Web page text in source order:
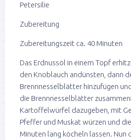
Petersilie
Zubereitung
Zubereitungszeit ca. 40 Minuten
Das Erdnussöl in einem Topf
den Knoblauch andünsten, dann
Brennnesselblätter hinzufügen
die Brennnesselblätter
Kartoffelwürfel dazugeben, mit
Pfeffer und Muskat würzen und
Minuten lang köcheln lassen. Nun